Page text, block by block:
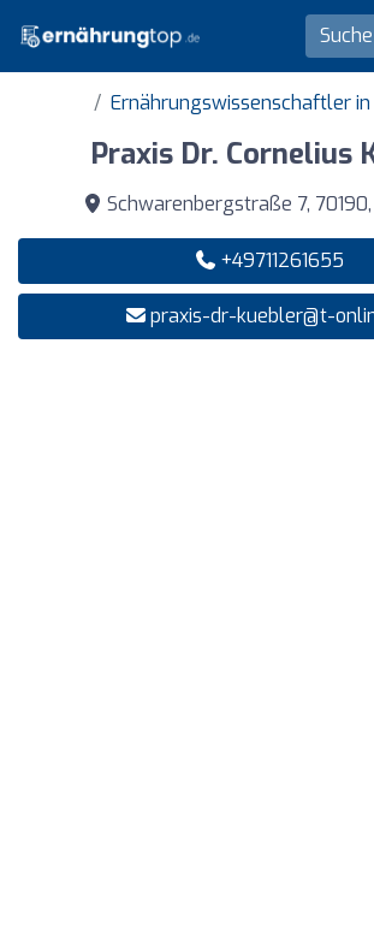
Ernährungswissenschaftler
Praxis Dr. Cornelius
Schwarenbergstraße 7,
+49711261655
praxis-dr-kuebler@t-